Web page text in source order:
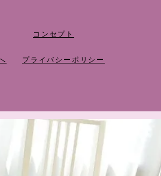
​コンセプト
​プライバシーポリシー